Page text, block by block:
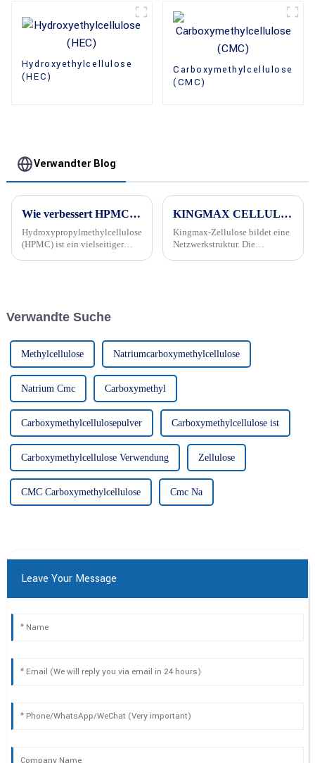
Hydroxyethylcellulose
(HEC)
Carboxymethylcellulose
(CMC)
Verwandter Blog
Wie verbessert HPMC Mörtel?
Hydroxypropylmethylcellulose
(HPMC) ist ein vielseitiger
Eigenschaften, die die Leistung
KINGMAX CELLULOSE verbessert die Rissbeständigkeit
Kingmax-Zellulose bildet eine
Netzwerkstruktur. Die
Verwandte Suche
Methylcellulose Natriumcarboxymethylcellulose
Natrium Cmc Carboxymethyl
Carboxymethylcellulosepulver Carboxymethylcellulose ist
Carboxymethylcellulose Verwendung Zellulose
CMC Carboxymethylcellulose Cmc Na
Leave Your Message